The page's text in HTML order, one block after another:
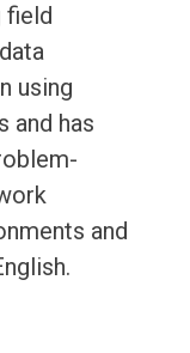
field
using
and has
and